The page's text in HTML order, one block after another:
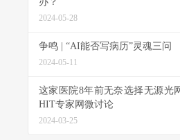
2024-05-28
争鸣 | “AI能否写病历”灵魂三问
2024-05-11
这家医院8年前无奈选择无源光
HIT专家网微讨论
2024-03-25